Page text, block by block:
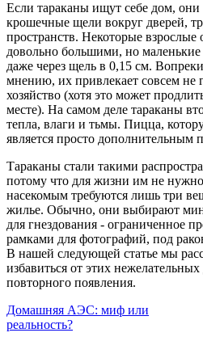
Если тараканы ищут себе дом, они
крошечные щели вокруг дверей,
пространств. Некоторые взрослые
довольно большими, но маленькие
даже через щель в 0,15 см.
мнению, их привлекает совсем не
хозяйство (хотя это может
месте). На самом деле тараканы
тепла, влаги и тьмы. Пицца,
является просто дополнительным
Тараканы стали такими
потому что для жизни им не
насекомым требуются лишь три
жилье. Обычно, они выбирают
для гнездования - ограниченное
рамками для фотографий, под
В нашей следующей статье мы
избавиться от этих
повторного появления.
Домашняя АЭС: миф или
реальность?